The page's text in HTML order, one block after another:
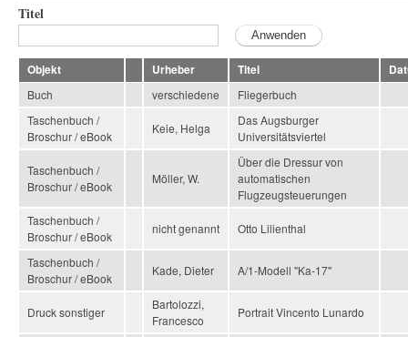
Titel
Objekt Urheber Titel
Buch
verschiedene
Fliegerbuch
Taschenbuch /
Broschur / eBook
Keie, Helga
Das Augsburger
Universitätsviertel
Taschenbuch /
Broschur / eBook
Möller, W.
Über die Dressur von
automatischen
Flugzeugsteuerungen
Taschenbuch /
Broschur / eBook
nicht genannt Otto Lilienthal
Taschenbuch /
Broschur / eBook
Kade, Dieter A/1-Modell "Ka-17"
Druck sonstiger
Bartolozzi,
Francesco
Portrait Vincento Lunardo